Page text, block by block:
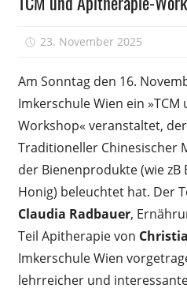
23. November 2025
Am Sonntag den 16.
Imkerschule Wien ein
Workshop« veranstaltet,
Traditioneller Chinesischer
der Bienenprodukte (wie
Honig) beleuchtet hat. Der
Claudia Radbauer,
Teil Apitherapie von
Imkerschule Wien
lehrreicher und